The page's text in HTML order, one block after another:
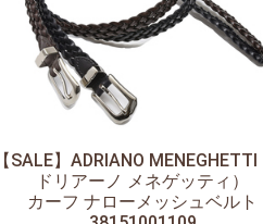
【SALE】 ADRIANO MENEGHETTI
ドリアーノ メネゲッティ）
カーフ ナローメッシュベルト